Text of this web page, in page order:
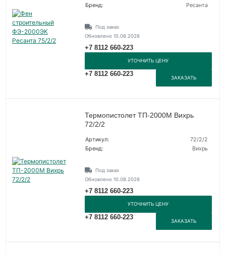
Бренд:
Ресанта
Под заказ
Обновлено 10.08.2026
+7 8112 660-223
УТОЧНИТЬ ЦЕНУ
+7 8112 660-223
ЗАКАЗАТЬ
Термопистолет ТП-2000М Вихрь
72/2/2
Артикул:
72/2/2
Бренд:
Вихрь
Под заказ
Обновлено 10.08.2026
+7 8112 660-223
УТОЧНИТЬ ЦЕНУ
+7 8112 660-223
ЗАКАЗАТЬ